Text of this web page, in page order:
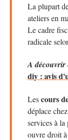
La plupart
ateliers en
Le cadre
radicale
A découvrir
diy : avis
Lescours
déplace
services à
ouvre droit